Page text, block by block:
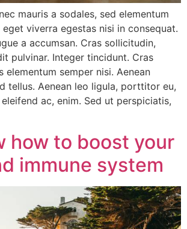
mauris a sodales, sed elementum
viverra egestas nisi in consequat.
a accumsan. Cras sollicitudin,
pulvinar. Integer tincidunt. Cras
elementum semper nisi. Aenean
tellus. Aenean leo ligula, porttitor eu,
ac, enim. Sed ut perspiciatis,
how to boost your
immune system